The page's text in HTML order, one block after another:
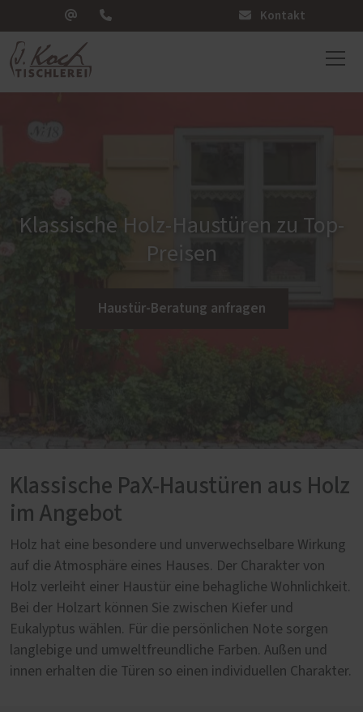
Kontakt
Klassische Holz-Haustüren zu Top-
Preisen
Haustür-Beratung anfragen
Klassische PaX-Haustüren aus Holz
im Angebot
Holz hat eine besondere und unverwechselbare Wirkung
auf die Atmosphäre eines Hauses. Der Charakter von
Holz verleiht einer Haustür eine behagliche Wohnlichkeit.
Bei der Holzart können Sie zwischen Kiefer und
Eukalyptus wählen. Für die persönlichen Note sorgen
langlebige und umweltfreundliche Farben. Außen und
innen erhalten die Türen so einen individuellen Charakter.